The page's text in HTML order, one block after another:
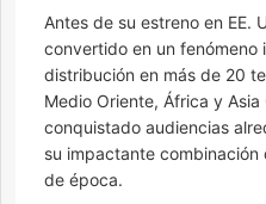
Antes de su estreno en EE.
convertido en un fenómeno
distribución en más de 20
Medio Oriente, África y
conquistado audiencias
su impactante
de época.